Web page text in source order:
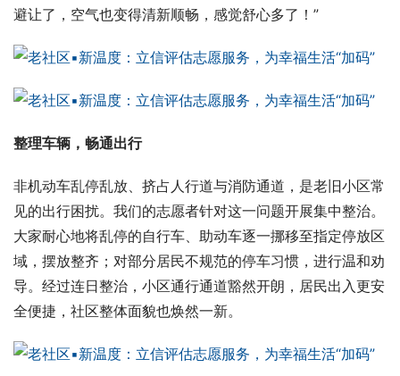
避让了，空气也变得清新顺畅，感觉舒心多了！”
整理车辆，畅通出行
非机动车乱停乱放、挤占人行道与消防通道，是老旧小区常
见的出行困扰。我们的志愿者针对这一问题开展集中整治。
大家耐心地将乱停的自行车、助动车逐一挪移至指定停放区
域，摆放整齐；对部分居民不规范的停车习惯，进行温和劝
导。经过连日整治，小区通行通道豁然开朗，居民出入更安
全便捷，社区整体面貌也焕然一新。